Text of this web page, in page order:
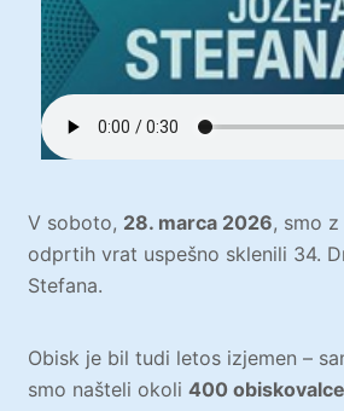
V soboto, 28. marca 2026, smo
odprtih vrat uspešno sklenili 34.
Stefana.
Obisk je bil tudi letos izjemen –
smo našteli okoli 400